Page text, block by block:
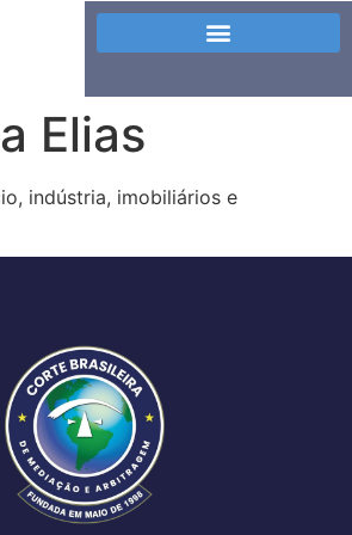
Elias
indústria, imobiliários e